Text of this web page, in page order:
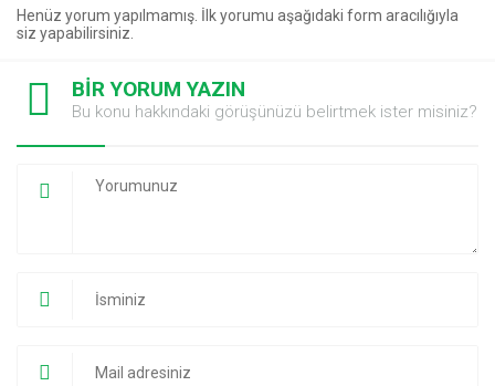
Henüz yorum yapılmamış. İlk yorumu aşağıdaki form aracılığıyla
siz yapabilirsiniz.
BİR YORUM YAZIN
Bu konu hakkındaki görüşünüzü belirtmek ister misiniz?